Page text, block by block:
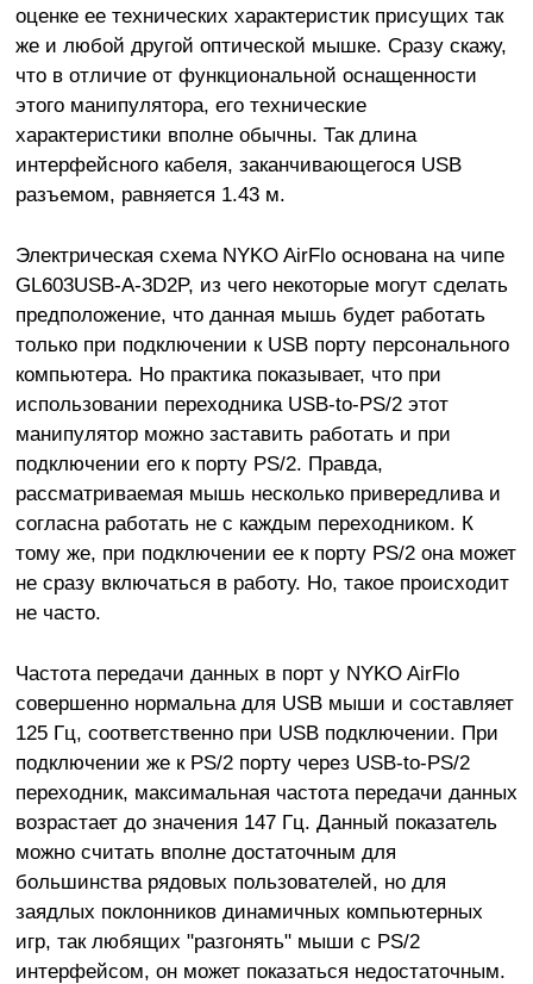
оценке ее технических характеристик присущих так
же и любой другой оптической мышке. Сразу скажу,
что в отличие от функциональной оснащенности
этого манипулятора, его технические
характеристики вполне обычны. Так длина
интерфейсного кабеля, заканчивающегося USB
разъемом, равняется 1.43 м.
Электрическая схема NYKO AirFlo основана на чипе
GL603USB-A-3D2P, из чего некоторые могут сделать
предположение, что данная мышь будет работать
только при подключении к USB порту персонального
компьютера. Но практика показывает, что при
использовании переходника USB-to-PS/2 этот
манипулятор можно заставить работать и при
подключении его к порту PS/2. Правда,
рассматриваемая мышь несколько привередлива и
согласна работать не с каждым переходником. К
тому же, при подключении ее к порту PS/2 она может
не сразу включаться в работу. Но, такое происходит
не часто.
Частота передачи данных в порт у NYKO AirFlo
совершенно нормальна для USB мыши и составляет
125 Гц, соответственно при USB подключении. При
подключении же к PS/2 порту через USB-to-PS/2
переходник, максимальная частота передачи данных
возрастает до значения 147 Гц. Данный показатель
можно считать вполне достаточным для
большинства рядовых пользователей, но для
заядлых поклонников динамичных компьютерных
игр, так любящих "разгонять" мыши с PS/2
интерфейсом, он может показаться недостаточным.